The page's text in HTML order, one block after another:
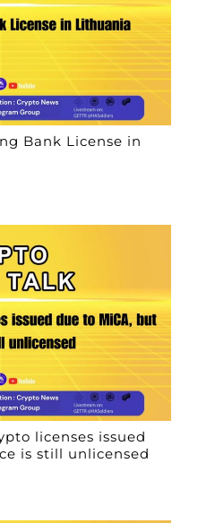
Bank License in
licenses issued
is still unlicensed